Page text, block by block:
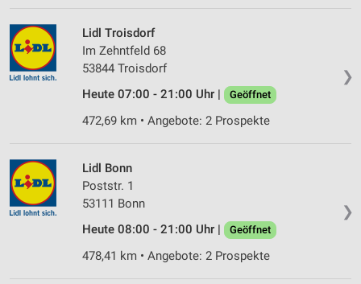
❯
Lidl Troisdorf
Im Zehntfeld 68
53844 Troisdorf
Heute 07:00 - 21:00 Uhr |
Geöffnet
472,69 km • Angebote: 2 Prospekte
❯
Lidl Bonn
Poststr. 1
53111 Bonn
Heute 08:00 - 21:00 Uhr |
Geöffnet
478,41 km • Angebote: 2 Prospekte